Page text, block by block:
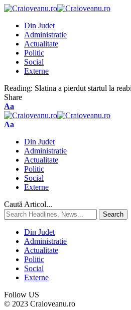
Din Judet
Administratie
Actualitate
Politic
Social
Externe
Reading: Slatina a pierdut startul la
Share
Aa
Aa
Din Judet
Administratie
Actualitate
Politic
Social
Externe
Caută Articol...
Din Judet
Administratie
Actualitate
Politic
Social
Externe
Follow US
© 2023 Craioveanu.ro